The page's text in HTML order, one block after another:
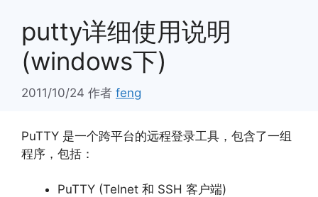
putty详细使用说明
(windows下)
2011/10/24 作者 feng
PuTTY 是一个跨平台的远程登录工具，包含了一组
程序，包括：
PuTTY (Telnet 和 SSH 客户端)